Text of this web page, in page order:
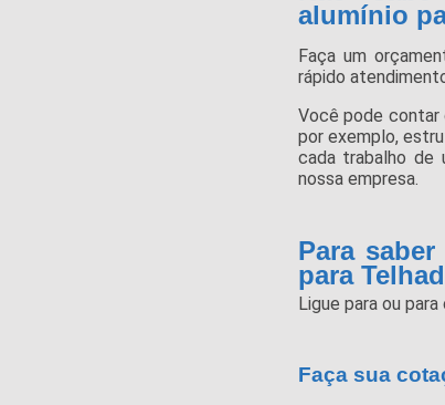
alumínio
Faça um
rápido
Você pode contar
por exemplo,
cada trabalho de
nossa empresa.
Para
para
Ligue para ou para
Faça sua